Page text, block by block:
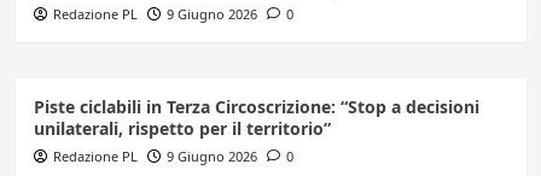
Redazione PL 9 Giugno 2026 0
Piste ciclabili in Terza Circoscrizione: “Stop a decisioni
unilaterali, rispetto per il territorio”
Redazione PL 9 Giugno 2026 0